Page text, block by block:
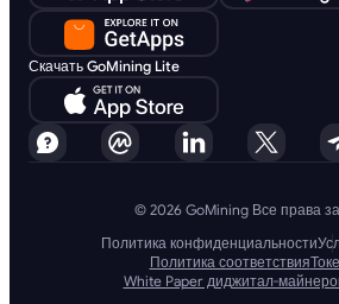
Скачать GoMining Lite
© 2026 GoMining Все права
Политика конфиденциальности
Политика соответствия
White Paper диджитал-